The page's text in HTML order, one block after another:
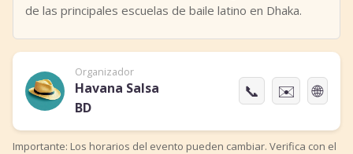
de las principales escuelas de baile latino en Dhaka.
Organizador
Havana Salsa
BD
📞 ✉️ 🌐
Importante: Los horarios del evento pueden cambiar. Verifica con el